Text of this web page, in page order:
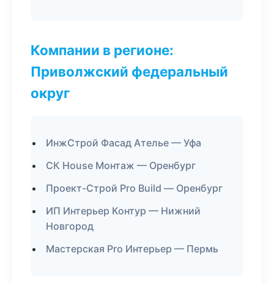
Компании в регионе:
Приволжский федеральный
округ
ИнжСтрой Фасад Ателье — Уфа
СК House Монтаж — Оренбург
Проект-Строй Pro Build — Оренбург
ИП Интерьер Контур — Нижний
Новгород
Мастерская Pro Интерьер — Пермь